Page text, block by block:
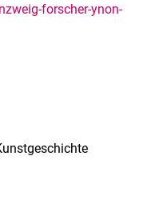
forscher-ynon-